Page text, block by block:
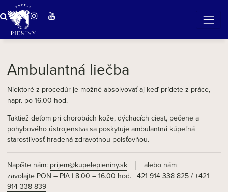
Zázračná voda v Pieninách
Ambulantná liečba
Niektoré z procedúr je možné absolvovať aj keď prídete z práce,
napr. po 16.00 hod.
Taktiež deťom pri chorobách kože, dýchacích ciest, pečene a
pohybového ústrojenstva sa poskytuje ambulantná kúpeľná
starostlivosť hradená zdravotnou poisťovňou.
Napíšte nám: prijem@kupelepieniny.sk │ alebo nám
zavolajte PON – PIA | 8.00 – 16.00 hod. +421 914 338 825 / +421
914 338 839